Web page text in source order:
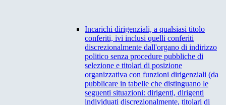
Incarichi dirigenziali, a qualsiasi titolo
conferiti, ivi inclusi quelli conferiti
discrezionalmente dall'organo di indirizzo
politico senza procedure pubbliche di
selezione e titolari di posizione
organizzativa con funzioni dirigenziali (da
pubblicare in tabelle che distinguano le
seguenti situazioni: dirigenti, dirigenti
individuati discrezionalmente, titolari di